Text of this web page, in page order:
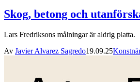
Skog, betong och
Lars Fredriksons målningar är aldrig platta.
Av Javier Alvarez Sagredo19.09.25